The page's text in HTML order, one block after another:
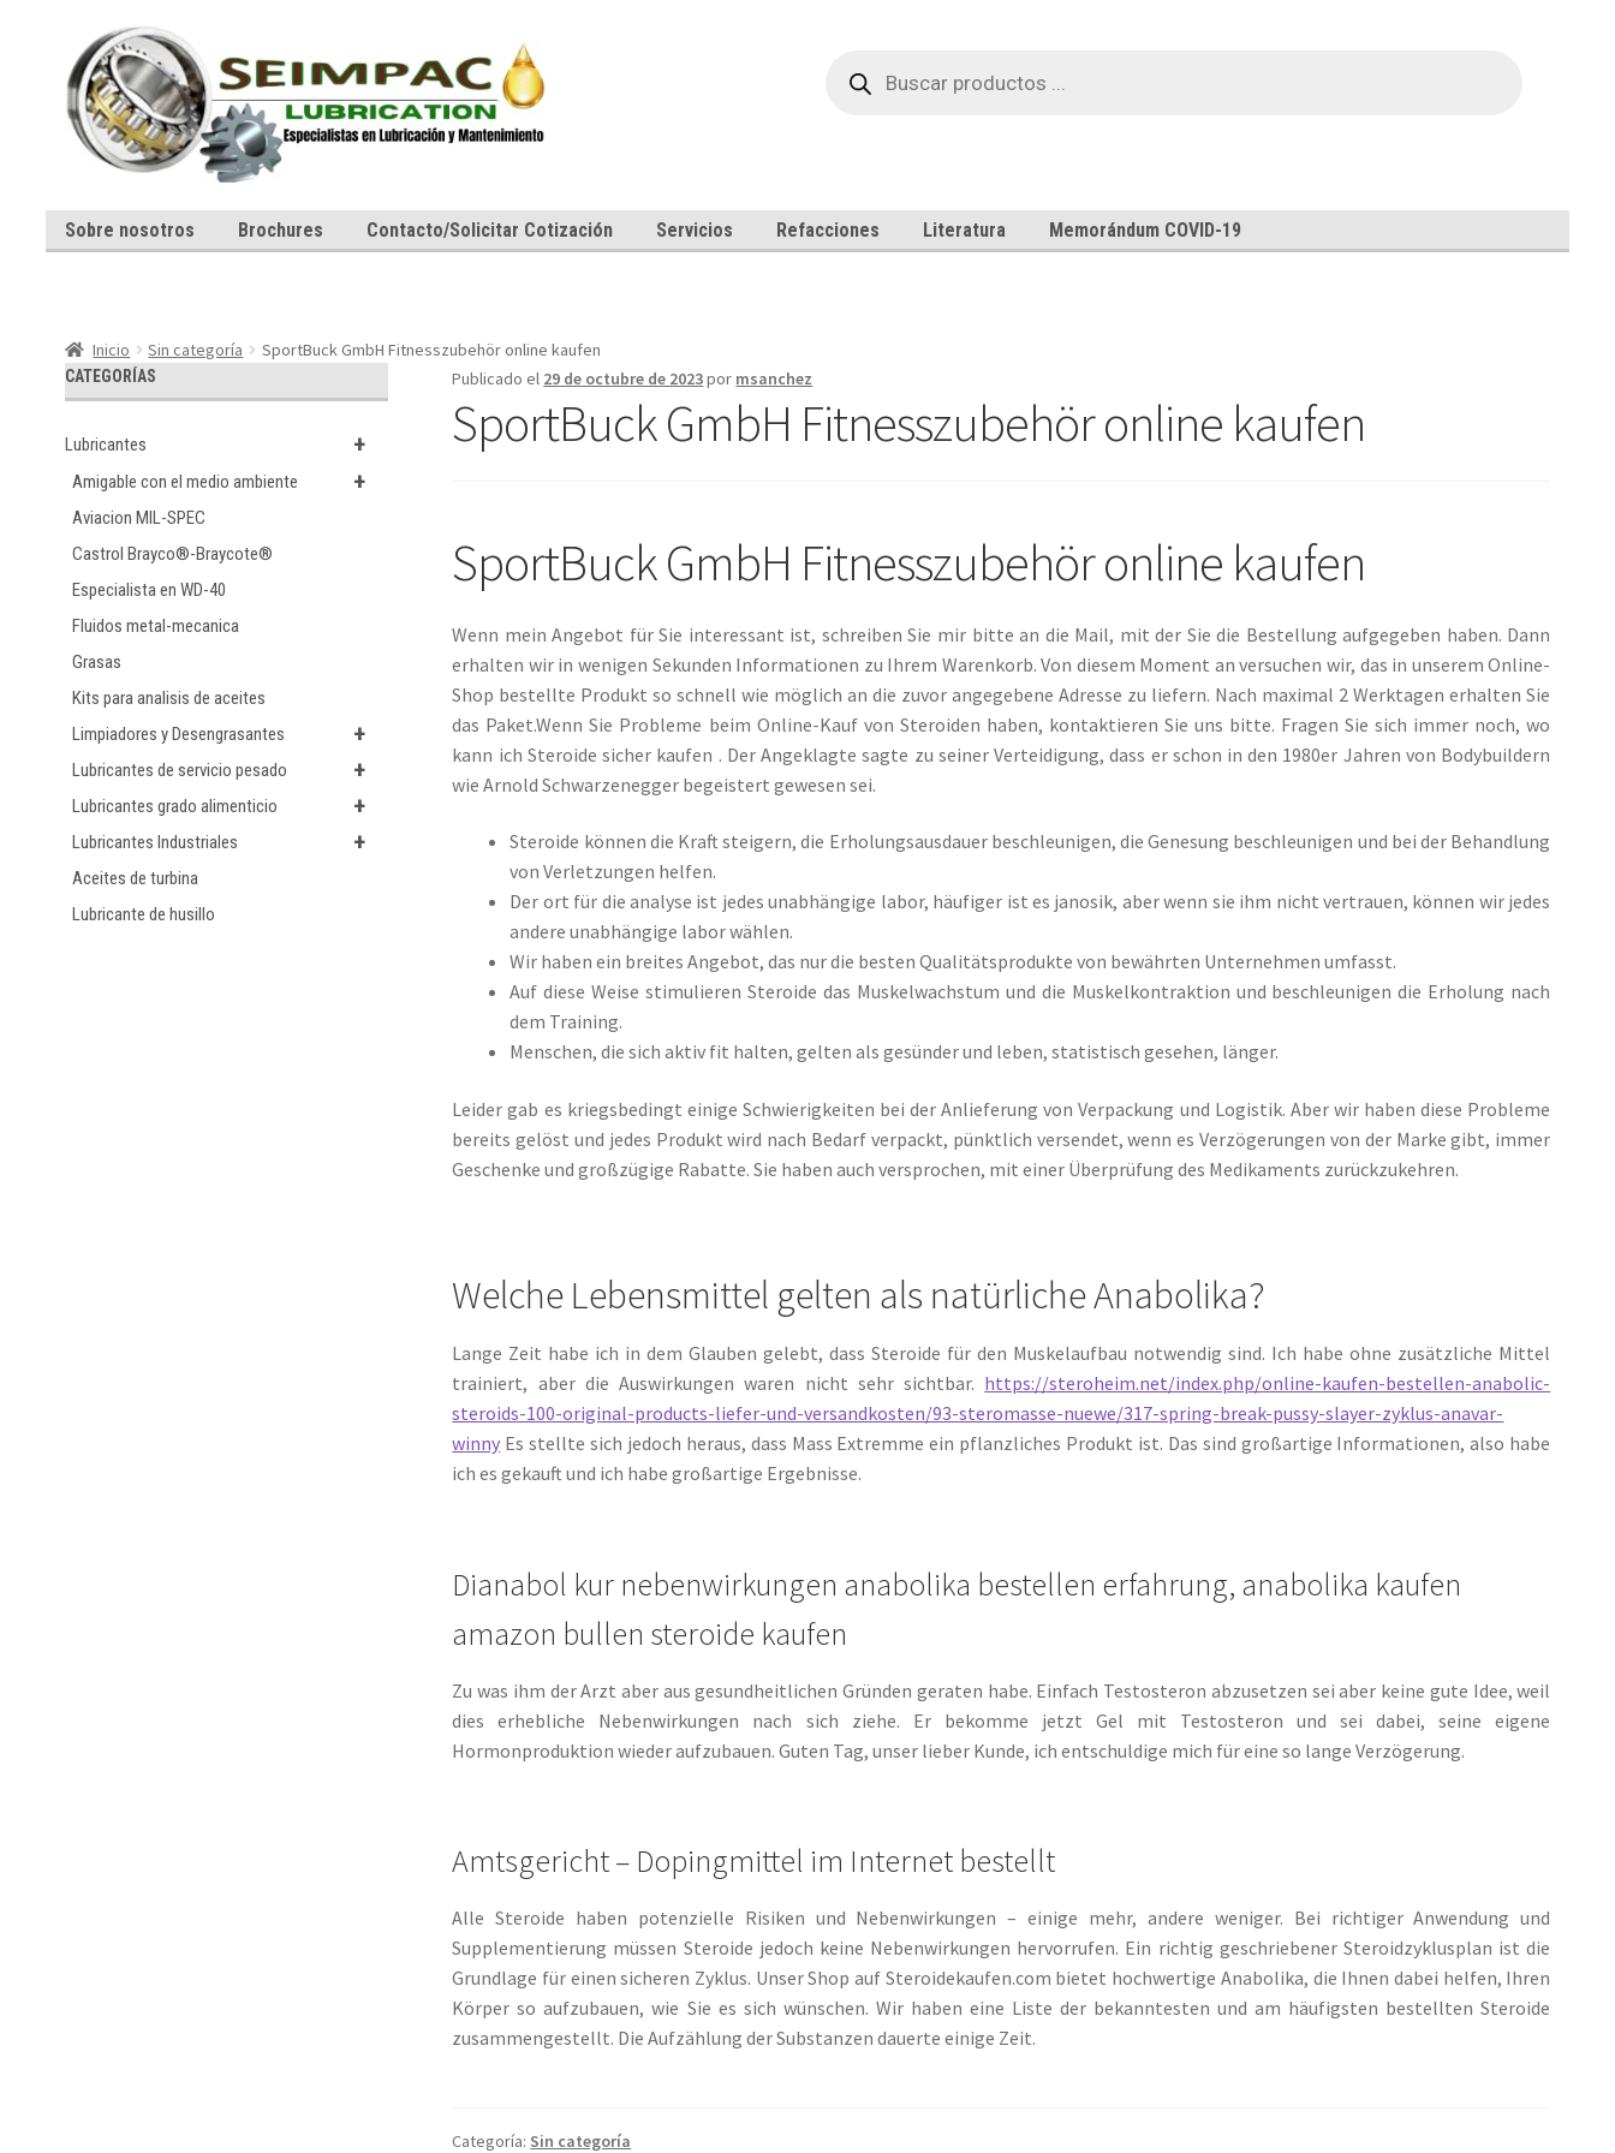
a
la
navegación
al
contenido
productos
Sobre nosotros Brochures Contacto/Solicitar Cotización Servicios Refacciones Literatura Memorándum COVID-19
Inicio Sin categoría
SportBuck GmbH Fitnesszubehör online kaufen
Publicado el 29 de octubre de 2023por msanchez
SportBuck GmbH Fitnesszubehör online kaufen
SportBuck GmbH Fitnesszubehör online kaufen
Wenn mein Angebot für Sie interessant ist, schreiben Sie mir bitte an die Mail, mit der Sie die Bestellung aufgegeben haben. Dann
erhalten wir in wenigen Sekunden Informationen zu Ihrem Warenkorb. Von diesem Moment an versuchen wir, das in unserem Online-
Shop bestellte Produkt so schnell wie möglich an die zuvor angegebene Adresse zu liefern. Nach maximal 2 Werktagen erhalten Sie
das Paket.Wenn Sie Probleme beim Online-Kauf von Steroiden haben, kontaktieren Sie uns bitte. Fragen Sie sich immer noch, wo
kann ich Steroide sicher kaufen . Der Angeklagte sagte zu seiner Verteidigung, dass er schon in den 1980er Jahren von Bodybuildern
wie Arnold Schwarzenegger begeistert gewesen sei.
Steroide können die Kraft steigern, die Erholungsausdauer beschleunigen, die Genesung beschleunigen und bei der Behandlung
von Verletzungen helfen.
Der ort für die analyse ist jedes unabhängige labor, häufiger ist es janosik, aber wenn sie ihm nicht vertrauen, können wir jedes
andere unabhängige labor wählen.
Wir haben ein breites Angebot, das nur die besten Qualitätsprodukte von bewährten Unternehmen umfasst.
Auf diese Weise stimulieren Steroide das Muskelwachstum und die Muskelkontraktion und beschleunigen die Erholung nach
dem Training.
Menschen, die sich aktiv fit halten, gelten als gesünder und leben, statistisch gesehen, länger.
Leider gab es kriegsbedingt einige Schwierigkeiten bei der Anlieferung von Verpackung und Logistik. Aber wir haben diese Probleme
bereits gelöst und jedes Produkt wird nach Bedarf verpackt, pünktlich versendet, wenn es Verzögerungen von der Marke gibt, immer
Geschenke und großzügige Rabatte. Sie haben auch versprochen, mit einer Überprüfung des Medikaments zurückzukehren.
Welche Lebensmittel gelten als natürliche Anabolika?
Lange Zeit habe ich in dem Glauben gelebt, dass Steroide für den Muskelaufbau notwendig sind. Ich habe ohne zusätzliche Mittel
trainiert, aber die Auswirkungen waren nicht sehr sichtbar. https://steroheim.net/index.php/online-kaufen-bestellen-anabolic-
steroids-100-original-products-liefer-und-versandkosten/93-steromasse-nuewe/317-spring-break-pussy-slayer-zyklus-anavar-
winny Es stellte sich jedoch heraus, dass Mass Extremme ein pflanzliches Produkt ist. Das sind großartige Informationen, also habe
ich es gekauft und ich habe großartige Ergebnisse.
Dianabol kur nebenwirkungen anabolika bestellen erfahrung, anabolika kaufen
amazon bullen steroide kaufen
Zu was ihm der Arzt aber aus gesundheitlichen Gründen geraten habe. Einfach Testosteron abzusetzen sei aber keine gute Idee, weil
dies erhebliche Nebenwirkungen nach sich ziehe. Er bekomme jetzt Gel mit Testosteron und sei dabei, seine eigene
Hormonproduktion wieder aufzubauen. Guten Tag, unser lieber Kunde, ich entschuldige mich für eine so lange Verzögerung.
Amtsgericht – Dopingmittel im Internet bestellt
Alle Steroide haben potenzielle Risiken und Nebenwirkungen – einige mehr, andere weniger. Bei richtiger Anwendung und
Supplementierung müssen Steroide jedoch keine Nebenwirkungen hervorrufen. Ein richtig geschriebener Steroidzyklusplan ist die
Grundlage für einen sicheren Zyklus. Unser Shop auf Steroidekaufen.com bietet hochwertige Anabolika, die Ihnen dabei helfen, Ihren
Körper so aufzubauen, wie Sie es sich wünschen. Wir haben eine Liste der bekanntesten und am häufigsten bestellten Steroide
zusammengestellt. Die Aufzählung der Substanzen dauerte einige Zeit.
Categoría: Sin categoría
CATEGORÍAS
+
Lubricantes
+
Amigable con el medio ambiente
Aviacion MIL-SPEC
Castrol Brayco®-Braycote®
Especialista en WD-40
Fluidos metal-mecanica
Grasas
Kits para analisis de aceites
+
Limpiadores y Desengrasantes
+
Lubricantes de servicio pesado
+
Lubricantes grado alimenticio
+
Lubricantes Industriales
Aceites de turbina
Lubricante de husillo